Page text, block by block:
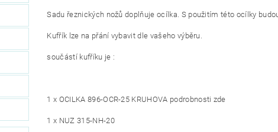
Sadu řeznických nožů doplňuje ocílka. S použitím této ocílky
Kufřík lze na přání vybavit dle vašeho výběru.
součástí kufříku je :
1 x OCILKA 896-OCR-25 KRUHOVA podrobnosti zde
1 x NUZ 315-NH-20